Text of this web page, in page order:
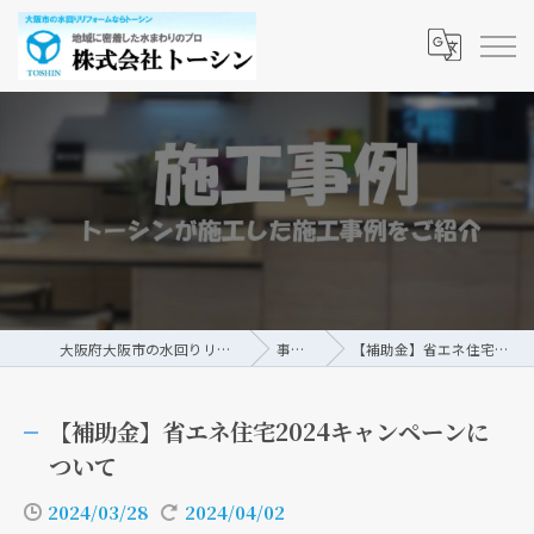
大阪府大阪市の水回りリフォームなら株式会社トーシン 事例/ブログ 【補助金】省エネ住宅2024キャンペーンについて
【補助金】省エネ住宅2024キャンペーンに
ついて
2024/03/28 2024/04/02